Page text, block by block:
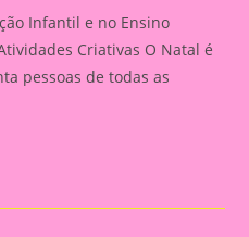
Infantil e no Ensino
Criativas O Natal é
pessoas de todas as